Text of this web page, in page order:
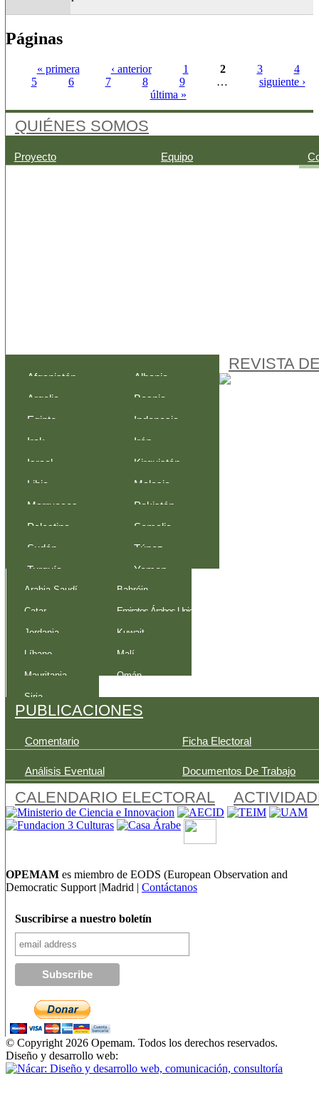
Páginas
« primera ‹ anterior 1 2 3
4
5
6 7 8 9 …
siguiente ›
última »
QUIÉNES SOMOS
Proyecto Equipo
Afganistán
Albania
Argelia
Bosnia-
Herzegovina
Egipto
Indonesia
Irak
Irán
Israel
Kirguistán
Libia
Malasia
Marruecos
Pakistán
Palestina
Somalia
Sudán
Túnez
Turquía
Yemen
Arabia Saudí
Bahréin
Catar
Emiratos Árabes Unidos
Jordania
Kuwait
Líbano
Malí
Mauritania
Omán
Siria
REVISTA
PUBLICACIONES
Comentario Ficha Electoral
Análisis Eventual Documentos De Trabajo
CALENDARIO ELECTORAL
OPEMAM es miembro de EODS (European Observation and
Democratic Support |Madrid | Contáctanos
Suscribirse a nuestro boletín
© Copyright 2026 Opemam. Todos los derechos reservados.
Diseño y desarrollo web: